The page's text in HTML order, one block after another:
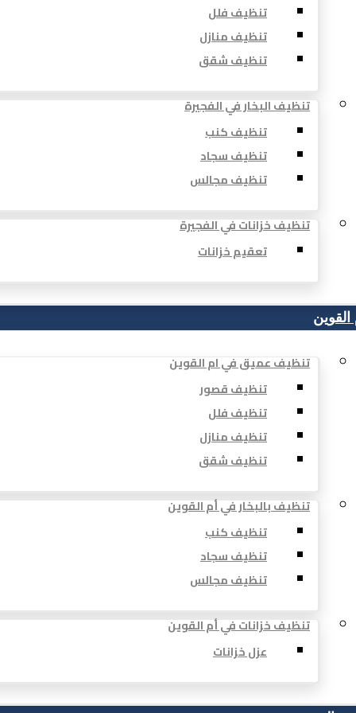
تنظيف فلل
تنظيف منازل
تنظيف شقق
تنظيف البخار في الفجيرة
تنظيف كنب
تنظيف سجاد
تنظيف مجالس
تنظيف خزانات في الفجيرة
تعقيم خزانات
القوين
تنظيف عميق في ام القوين
تنظيف قصور
تنظيف فلل
تنظيف منازل
تنظيف شقق
تنظيف بالبخار في أم القوين
تنظيف كنب
تنظيف سجاد
تنظيف مجالس
تنظيف خزانات في أم القوين
عزل خزانات